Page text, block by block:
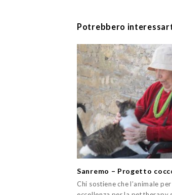
Potrebbero
Sanremo – Progetto
Chi sostiene che l’animale per